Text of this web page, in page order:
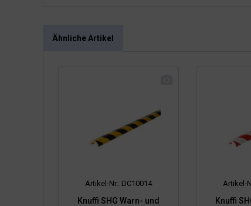
Ähnliche Artikel
Artikel-Nr.: DC10014
Knuffi SHG Warn- und
Artikel-
Knuffi